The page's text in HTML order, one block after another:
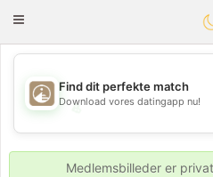
Toggle
💖
💕
Find dit perfekte match
Download vores datingapp nu!
Medlemsbilleder er